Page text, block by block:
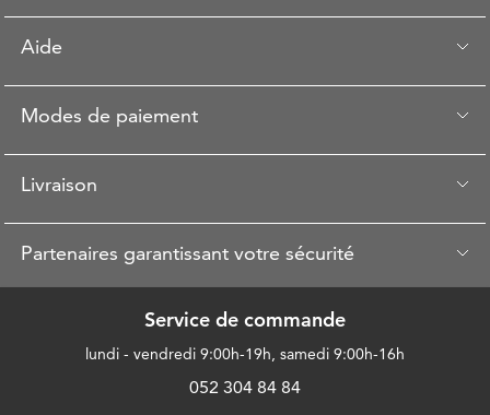
Aide
Modes de paiement
Livraison
Partenaires garantissant votre sécurité
Service de commande
lundi - vendredi 9:00h-19h, samedi 9:00h-16h
052 304 84 84